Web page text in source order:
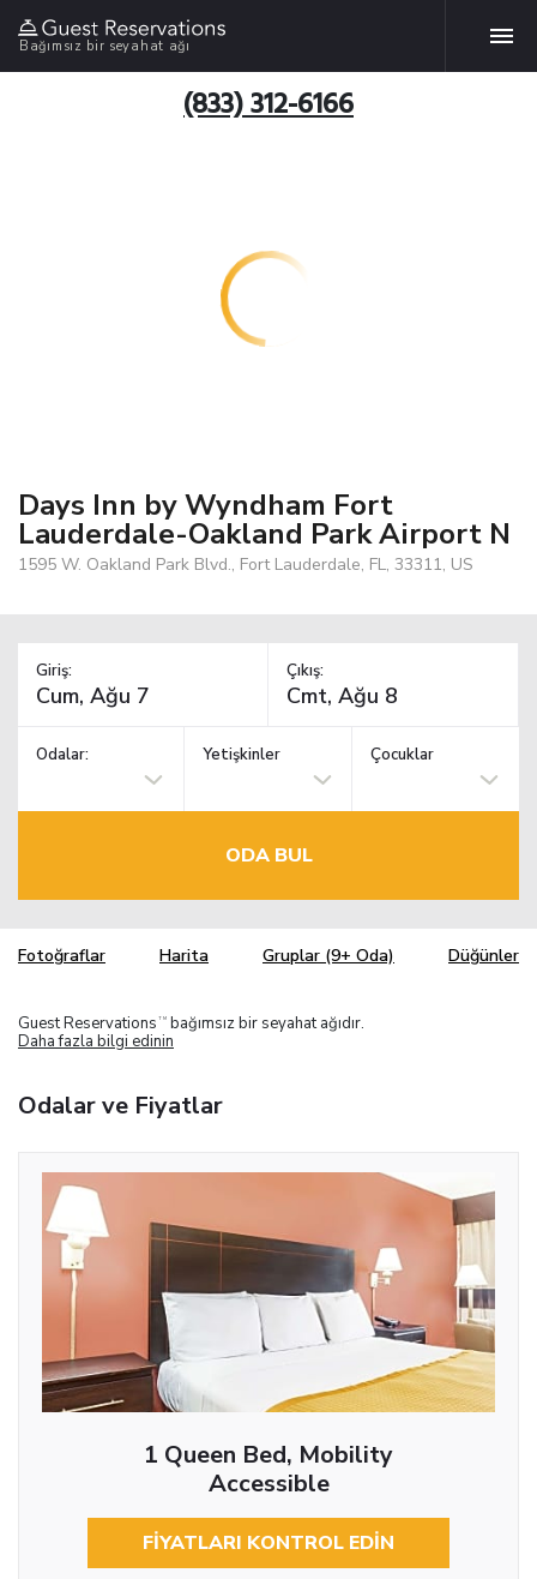
Bağımsız bir seyahat ağı
(833) 312-6166
Days Inn by Wyndham Fort
Lauderdale-Oakland Park Airport N
1595 W. Oakland Park Blvd., Fort Lauderdale, FL, 33311, US
Giriş: Çıkış:
Odalar: Yetişkinler Çocuklar
ODA BUL
Fotoğraflar Harita Gruplar (9+ Oda) Düğünler
Guest Reservations TM bağımsız bir seyahat ağıdır.
Daha fazla bilgi edinin
Odalar ve Fiyatlar
1 Queen Bed, Mobility
Accessible
FIYATLARI KONTROL EDIN